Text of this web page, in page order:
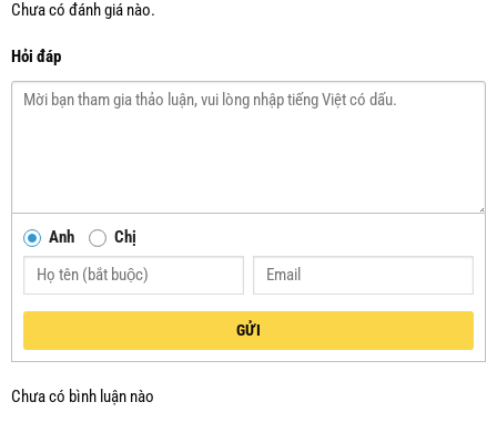
Chưa có đánh giá nào.
Hỏi đáp
Anh Chị
GỬI
Chưa có bình luận nào